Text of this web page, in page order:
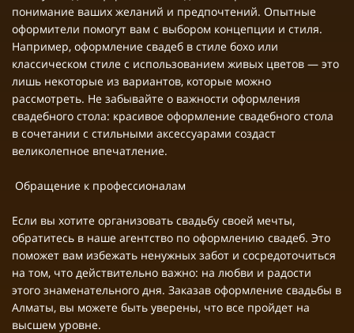
понимание ваших желаний и предпочтений. Опытные
оформители помогут вам с выбором концепции и стиля.
Например, оформление свадеб в стиле бохо или
классическом стиле с использованием живых цветов — это
лишь некоторые из вариантов, которые можно
рассмотреть. Не забывайте о важности оформления
свадебного стола: красивое оформление свадебного стола
в сочетании с стильными аксессуарами создаст
великолепное впечатление.
Обращение к профессионалам
Если вы хотите организовать свадьбу своей мечты,
обратитесь в наше агентство по оформлению свадеб. Это
поможет вам избежать ненужных забот и сосредоточиться
на том, что действительно важно: на любви и радости
этого знаменательного дня. Заказав оформление свадьбы в
Алматы, вы можете быть уверены, что все пройдет на
высшем уровне.